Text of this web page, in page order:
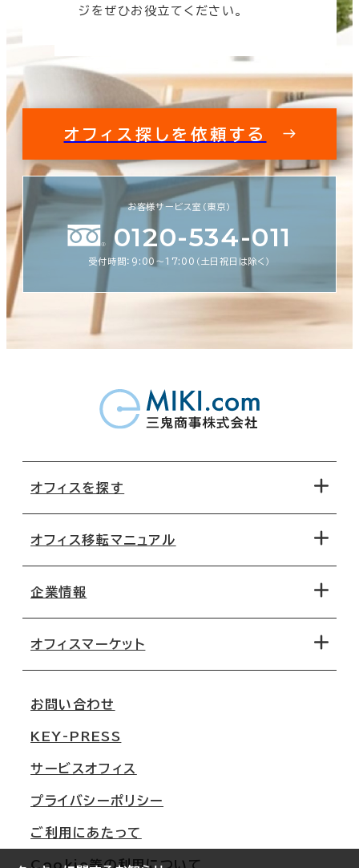
ジをぜひお役立てください。
オフィス探しを依頼する
お客様サービス室（東京）
0120-534-011
受付時間：9:00〜17:00（土日祝日は除く）
オフィスを探す
地図から探す
路線・駅から探す
オフィス移転マニュアル
移転コストシミュレーション
移転スケジュール
オフィス移転Q&A
企業情報
オフィスマーケット
大阪
名古屋
札幌
仙台
お問い合わせ
KEY-PRESS
サービスオフィス
プライバシーポリシー
ご利用にあたって
Cookie等の利用について